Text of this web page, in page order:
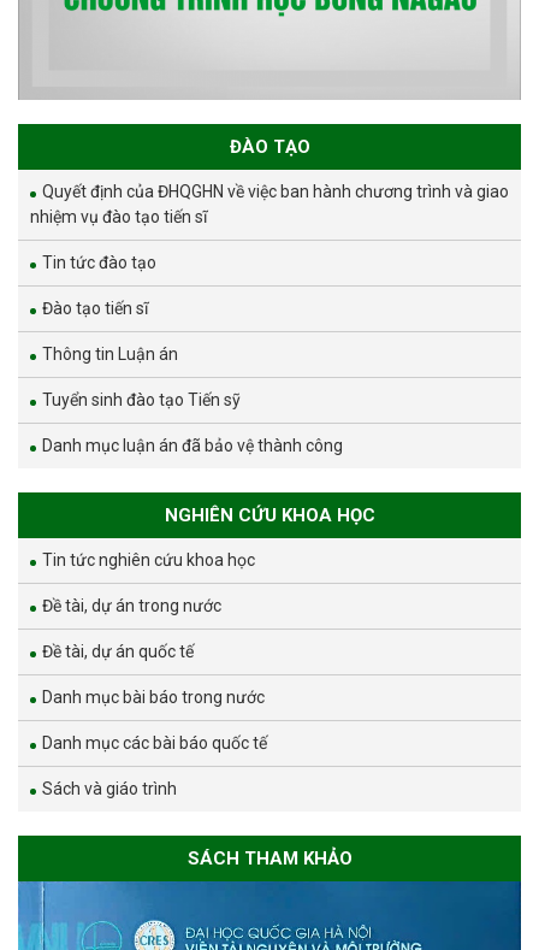
ĐÀO TẠO
Quyết định của ĐHQGHN về việc ban hành chương trình và giao
nhiệm vụ đào tạo tiến sĩ
Tin tức đào tạo
Đào tạo tiến sĩ
Thông tin Luận án
Tuyển sinh đào tạo Tiến sỹ
Danh mục luận án đã bảo vệ thành công
NGHIÊN CỨU KHOA HỌC
Tin tức nghiên cứu khoa học
Đề tài, dự án trong nước
Đề tài, dự án quốc tế
Danh mục bài báo trong nước
Danh mục các bài báo quốc tế
Sách và giáo trình
SÁCH THAM KHẢO